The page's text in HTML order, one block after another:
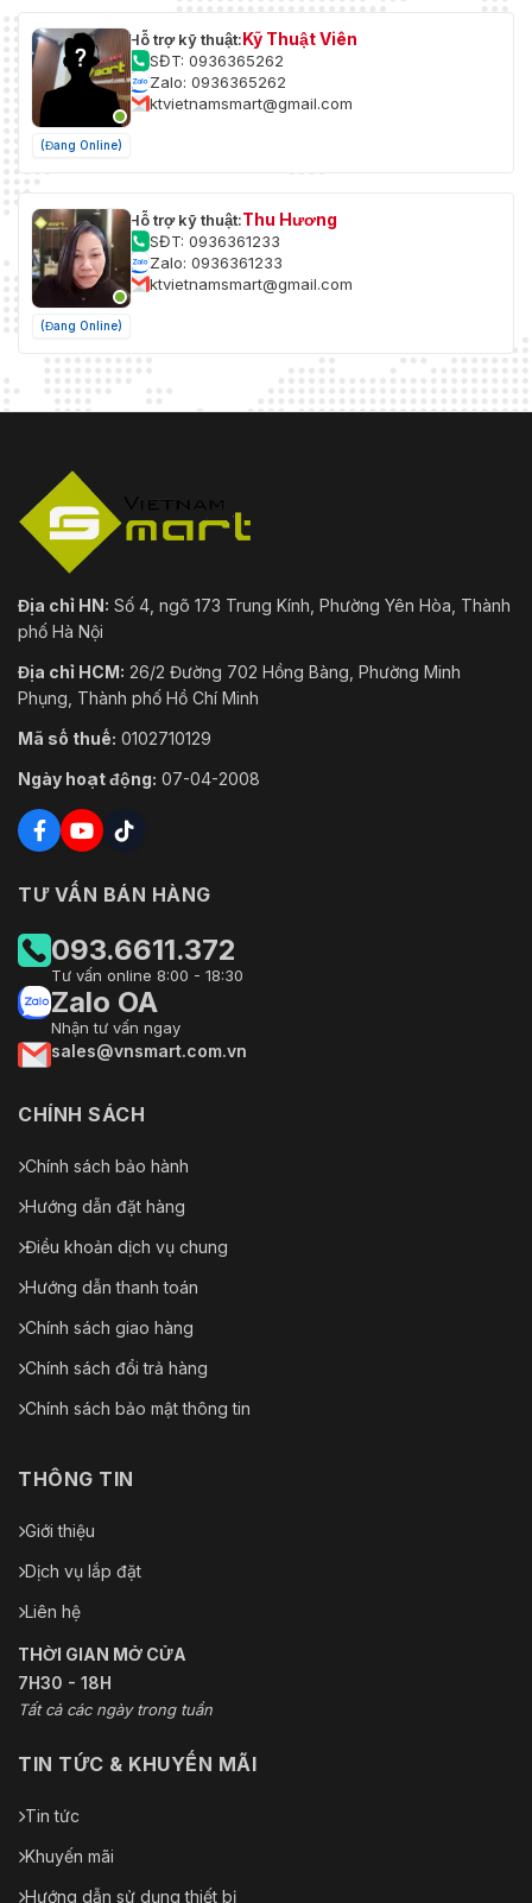
(Đang Online)
Hỗ trợ kỹ thuật:Kỹ Thuật Viên
SĐT: 0936365262
Zalo: 0936365262
ktvietnamsmart@gmail.com
(Đang Online)
Hỗ trợ kỹ thuật:Thu Hương
SĐT: 0936361233
Zalo: 0936361233
ktvietnamsmart@gmail.com
Địa chỉ HN: Số 4, ngõ 173 Trung Kính, Phường Yên Hòa, Thành
phố Hà Nội
Địa chỉ HCM: 26/2 Đường 702 Hồng Bàng, Phường Minh
Phụng, Thành phố Hồ Chí Minh
Mã số thuế: 0102710129
Ngày hoạt động: 07-04-2008
TƯ VẤN BÁN HÀNG
093.6611.372
Tư vấn online 8:00 - 18:30
Zalo OA
Nhận tư vấn ngay
sales@vnsmart.com.vn
CHÍNH SÁCH
Chính sách bảo hành
Hướng dẫn đặt hàng
Điều khoản dịch vụ chung
Hướng dẫn thanh toán
Chính sách giao hàng
Chính sách đổi trả hàng
Chính sách bảo mật thông tin
THÔNG TIN
Giới thiệu
Dịch vụ lắp đặt
Liên hệ
THỜI GIAN MỞ CỬA
7H30 - 18H
Tất cả các ngày trong tuần
TIN TỨC & KHUYẾN MÃI
Tin tức
Khuyến mãi
Hướng dẫn sử dụng thiết bị